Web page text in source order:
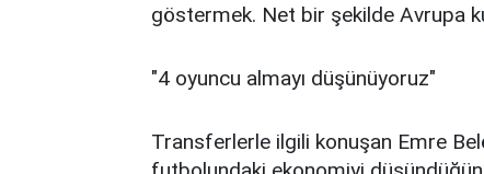
göstermek. Net bir şekilde Avrupa
"4 oyuncu almayı düşünüyoruz"
Transferlerle ilgili konuşan Emre